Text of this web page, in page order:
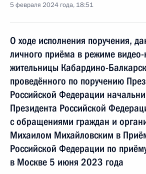
5 февраля 2024 года, 18:51
О ходе исполнения поручения,
личного приёма в режиме
жительницы Кабардино-
проведённого по поручению
Российской Федерации
Президента Российской
с обращениями граждан и
Михаилом Михайловским в
Российской Федерации по
в Москве 5 июня 2023 года